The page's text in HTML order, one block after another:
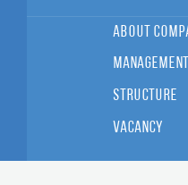
About
Management
Structure
Vacancy